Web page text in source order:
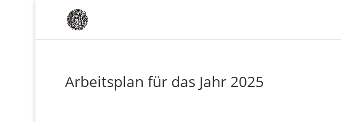
Arbeitsplan für das Jahr 2025